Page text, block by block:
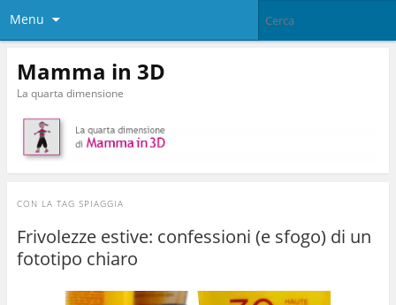
Menu
Mamma in 3D
La quarta dimensione
CON LA TAG SPIAGGIA
Frivolezze estive: confessioni (e sfogo) di un
fototipo chiaro